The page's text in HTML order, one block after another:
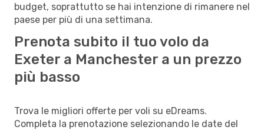
budget, soprattutto se hai intenzione di rimanere nel
paese per più di una settimana.
Prenota subito il tuo volo da
Exeter a Manchester a un prezzo
più basso
Trova le migliori offerte per voli su eDreams.
Completa la prenotazione selezionando le date del